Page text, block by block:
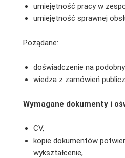
umiejętność pracy w
umiejętność sprawnej
Pożądane:
doświadczenie na
wiedza z zamówień
Wymagane dokumenty i
CV,
kopie dokumentów
wykształcenie,